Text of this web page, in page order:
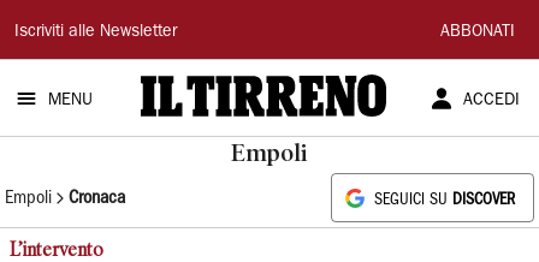
Il
Tirreno
Iscriviti alle Newsletter ABBONATI
MENU ACCEDI
Empoli
Empoli Cronaca SEGUICI SU DISCOVER
L’intervento